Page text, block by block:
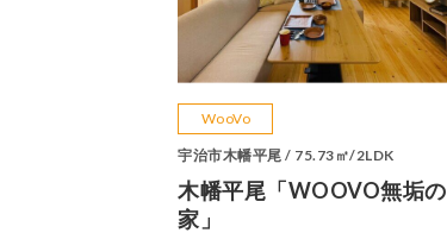
WooVo
宇治市木幡平尾 / 75.73㎡/2LDK
木幡平尾「WOOVO無垢の
家」